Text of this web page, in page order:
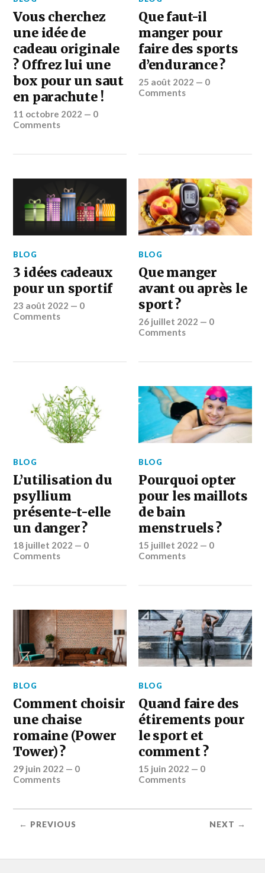
Vous cherchez
une idée de
cadeau originale
? Offrez lui une
box pour un saut
en parachute !
11 octobre 2022 — 0
Comments
Que faut-il
manger pour
faire des sports
d’endurance ?
25 août 2022 — 0
Comments
BLOG
3 idées cadeaux
pour un sportif
23 août 2022 — 0
Comments
BLOG
Que manger
avant ou après le
sport ?
26 juillet 2022 — 0
Comments
BLOG
L’utilisation du
psyllium
présente-t-elle
un danger ?
18 juillet 2022 — 0
Comments
BLOG
Pourquoi opter
pour les maillots
de bain
menstruels ?
15 juillet 2022 — 0
Comments
BLOG
Comment choisir
une chaise
romaine (Power
Tower) ?
29 juin 2022 — 0
Comments
BLOG
Quand faire des
étirements pour
le sport et
comment ?
15 juin 2022 — 0
Comments
← PREVIOUS NEXT →